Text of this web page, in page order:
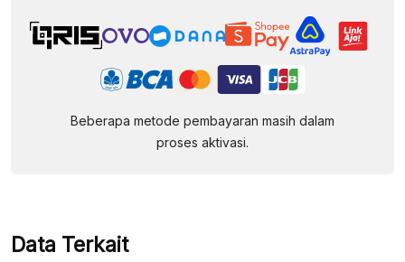
Beberapa metode pembayaran masih dalam
proses aktivasi.
Data Terkait